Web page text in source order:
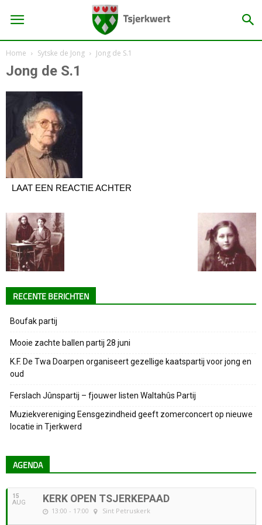
Home Sytske de Jong Jong de S.1
Jong de S.1
LAAT EEN REACTIE ACHTER
RECENTE BERICHTEN
Boufak partij
Mooie zachte ballen partij 28 juni
K.F. De Twa Doarpen organiseert gezellige kaatspartij voor jong en
oud
Ferslach Jûnspartij – fjouwer listen Waltahûs Partij
Muziekvereniging Eensgezindheid geeft zomerconcert op nieuwe
locatie in Tjerkwerd
AGENDA
15
AUG KERK OPEN TSJERKEPAAD
13:00 - 17:00 Sint Petruskerk